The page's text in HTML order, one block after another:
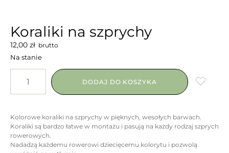
Koraliki na szprychy
12,00 zł brutto
Na stanie
DODAJ DO KOSZYKA
Kolorowe koraliki na szprychy w pięknych, wesołych barwach.
Koraliki są bardzo łatwe w montażu i pasują na każdy rodzaj szprych
rowerowych.
Nadadzą każdemu rowerowi dziecięcemu kolorytu i pozwolą